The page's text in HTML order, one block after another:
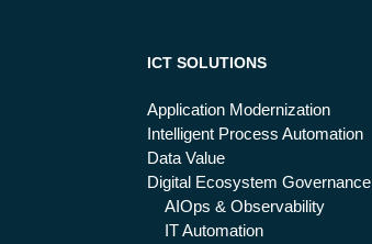
ICT SOLUTIONS
Application Modernization
Intelligent Process Automation
Data Value
Digital Ecosystem Governance
AIOps & Observability
IT Automation